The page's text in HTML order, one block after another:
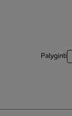
Palyginti